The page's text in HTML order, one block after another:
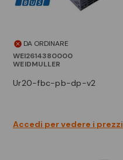
DA ORDINARE
WEI2614380000
WEIDMULLER
ur20-fbc-pb-dp-v2
Accedi per vedere i prezzi